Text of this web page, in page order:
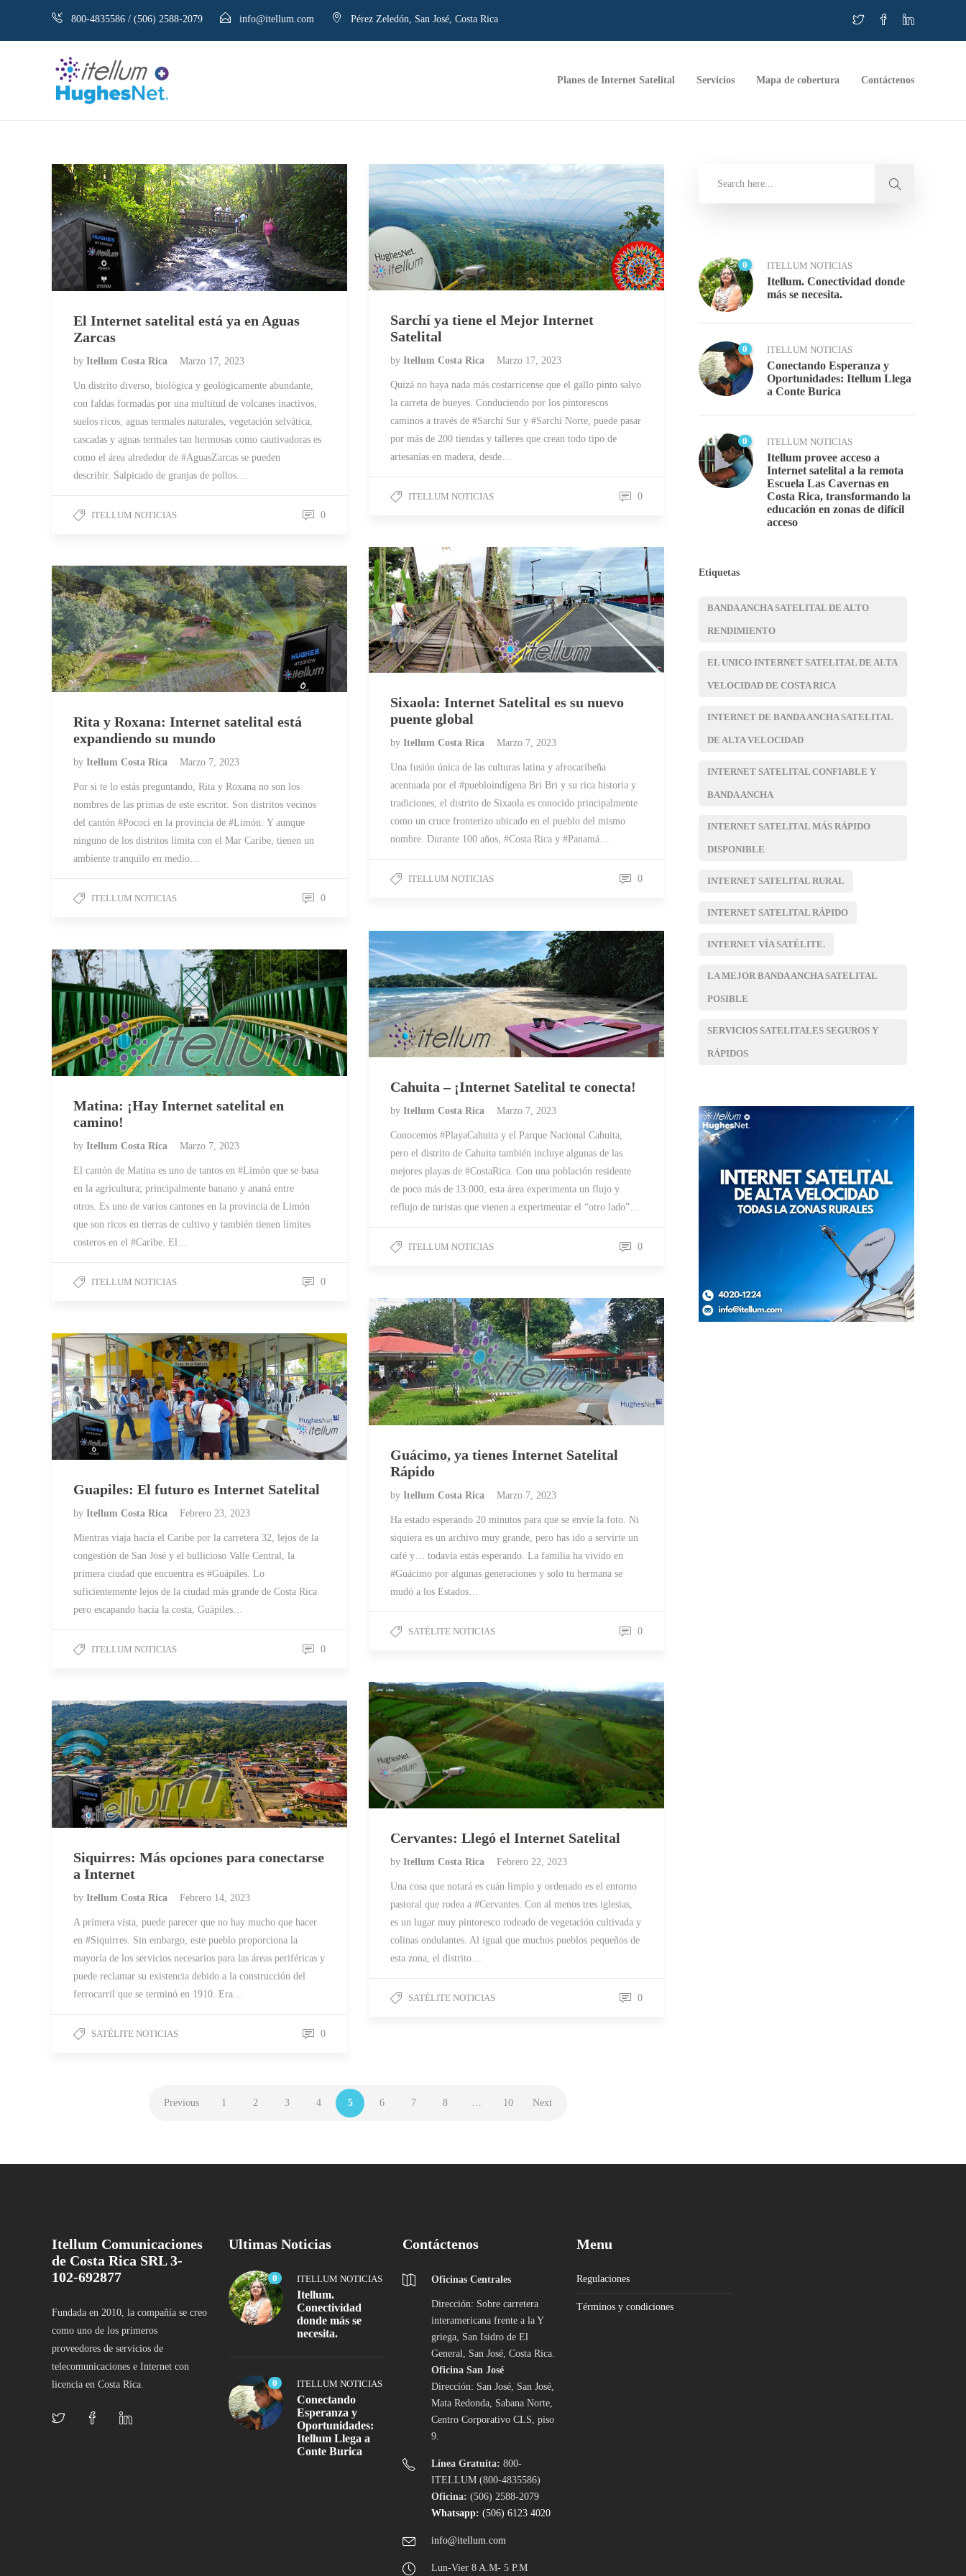
800-4835586 / (506) 2588-2079 info@itellum.com Pérez Zeledón, San José, Costa Rica
Planes de Internet Satelital Servicios Mapa de cobertura Contáctenos
El Internet satelital está ya en Aguas
Zarcas
by Itellum Costa Rica Marzo 17, 2023
Un distrito diverso, biológica y geológicamente abundante,
con faldas formadas por una multitud de volcanes inactivos,
suelos ricos, aguas termales naturales, vegetación selvática,
cascadas y aguas termales tan hermosas como cautivadoras es
como el área alrededor de #AguasZarcas se pueden
describir. Salpicado de granjas de pollos…
ITELLUM NOTICIAS 0
Sarchí ya tiene el Mejor Internet
Satelital
by Itellum Costa Rica Marzo 17, 2023
Quizá no haya nada más costarricense que el gallo pinto salvo
la carreta de bueyes. Conduciendo por los pintorescos
caminos a través de #Sarchí Sur y #Sarchí Norte, puede pasar
por más de 200 tiendas y talleres que crean todo tipo de
artesanías en madera, desde…
ITELLUM NOTICIAS 0
Sixaola: Internet Satelital es su nuevo
puente global
by Itellum Costa Rica Marzo 7, 2023
Una fusión única de las culturas latina y afrocaribeña
acentuada por el #puebloindígena Bri Bri y su rica historia y
tradiciones, el distrito de Sixaola es conocido principalmente
como un cruce fronterizo ubicado en el pueblo del mismo
nombre. Durante 100 años, #Costa Rica y #Panamá…
ITELLUM NOTICIAS 0
Rita y Roxana: Internet satelital está
expandiendo su mundo
by Itellum Costa Rica Marzo 7, 2023
Por si te lo estás preguntando, Rita y Roxana no son los
nombres de las primas de este escritor. Son distritos vecinos
del cantón #Pococí en la provincia de #Limón. Y aunque
ninguno de los distritos limita con el Mar Caribe, tienen un
ambiente tranquilo en medio…
ITELLUM NOTICIAS 0
Cahuita – ¡Internet Satelital te conecta!
by Itellum Costa Rica Marzo 7, 2023
Conocemos #PlayaCahuita y el Parque Nacional Cahuita,
pero el distrito de Cahuita también incluye algunas de las
mejores playas de #CostaRica. Con una población residente
de poco más de 13.000, esta área experimenta un flujo y
reflujo de turistas que vienen a experimentar el “otro lado”…
ITELLUM NOTICIAS 0
Matina: ¡Hay Internet satelital en
camino!
by Itellum Costa Rica Marzo 7, 2023
El cantón de Matina es uno de tantos en #Limón que se basa
en la agricultura; principalmente banano y ananá entre
otros. Es uno de varios cantones en la provincia de Limón
que son ricos en tierras de cultivo y también tienen límites
costeros en el #Caribe. El…
ITELLUM NOTICIAS 0
Guácimo, ya tienes Internet Satelital
Rápido
by Itellum Costa Rica Marzo 7, 2023
Ha estado esperando 20 minutos para que se envíe la foto. Ni
siquiera es un archivo muy grande, pero has ido a servirte un
café y… todavía estás esperando. La familia ha vivido en
#Guácimo por algunas generaciones y solo tu hermana se
mudó a los Estados…
SATÉLITE NOTICIAS 0
Guapiles: El futuro es Internet Satelital
by Itellum Costa Rica Febrero 23, 2023
Mientras viaja hacia el Caribe por la carretera 32, lejos de la
congestión de San José y el bullicioso Valle Central, la
primera ciudad que encuentra es #Guápiles. Lo
suficientemente lejos de la ciudad más grande de Costa Rica
pero escapando hacia la costa, Guápiles…
ITELLUM NOTICIAS 0
Cervantes: Llegó el Internet Satelital
by Itellum Costa Rica Febrero 22, 2023
Una cosa que notará es cuán limpio y ordenado es el entorno
pastoral que rodea a #Cervantes. Con al menos tres iglesias,
es un lugar muy pintoresco rodeado de vegetación cultivada y
colinas ondulantes. Al igual que muchos pueblos pequeños de
esta zona, el distrito…
SATÉLITE NOTICIAS 0
Siquirres: Más opciones para conectarse
a Internet
by Itellum Costa Rica Febrero 14, 2023
A primera vista, puede parecer que no hay mucho que hacer
en #Siquirres. Sin embargo, este pueblo proporciona la
mayoría de los servicios necesarios para las áreas periféricas y
puede reclamar su existencia debido a la construcción del
ferrocarril que se terminó en 1910. Era…
SATÉLITE NOTICIAS 0
Previous 1 2 3 4 5 6 7 8 … 10 Next
0 ITELLUM NOTICIAS
Itellum. Conectividad donde
más se necesita.
0 ITELLUM NOTICIAS
Conectando Esperanza y
Oportunidades: Itellum Llega
a Conte Burica
0 ITELLUM NOTICIAS
Itellum provee acceso a
Internet satelital a la remota
Escuela Las Cavernas en
Costa Rica, transformando la
educación en zonas de difícil
acceso
Etiquetas
BANDA ANCHA SATELITAL DE ALTO
RENDIMIENTO
EL UNICO INTERNET SATELITAL DE ALTA
VELOCIDAD DE COSTA RICA
INTERNET DE BANDA ANCHA SATELITAL
DE ALTA VELOCIDAD
INTERNET SATELITAL CONFIABLE Y
BANDA ANCHA
INTERNET SATELITAL MÁS RÁPIDO
DISPONIBLE
INTERNET SATELITAL RURAL
INTERNET SATELITAL RÁPIDO
INTERNET VÍA SATÉLITE.
LA MEJOR BANDA ANCHA SATELITAL
POSIBLE
SERVICIOS SATELITALES SEGUROS Y
RÁPIDOS
Itellum Comunicaciones
de Costa Rica SRL 3-
102-692877
Fundada en 2010, la compañía se creo
como uno de los primeros
proveedores de servicios de
telecomunicaciones e Internet con
licencia en Costa Rica.
Ultimas Noticias
0 ITELLUM NOTICIAS
Itellum.
Conectividad
donde más se
necesita.
0 ITELLUM NOTICIAS
Conectando
Esperanza y
Oportunidades:
Itellum Llega a
Conte Burica
Contáctenos
Oficinas Centrales
Dirección: Sobre carretera
interamericana frente a la Y
griega, San Isidro de El
General, San José, Costa Rica.
Oficina San José
Dirección: San José, San José,
Mata Redonda, Sabana Norte,
Centro Corporativo CLS, piso
9.
Línea Gratuita: 800-
ITELLUM (800-4835586)
Oficina: (506) 2588-2079
Whatsapp: (506) 6123 4020
info@itellum.com
Lun-Vier 8 A.M- 5 P.M
Menu
Regulaciones
Términos y condiciones